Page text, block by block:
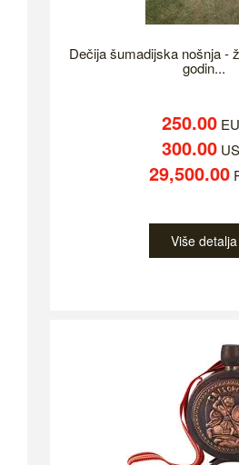
Dečija šumadijska nošnja -
godin...
250.00
300.00
29,500.00
Više detalja